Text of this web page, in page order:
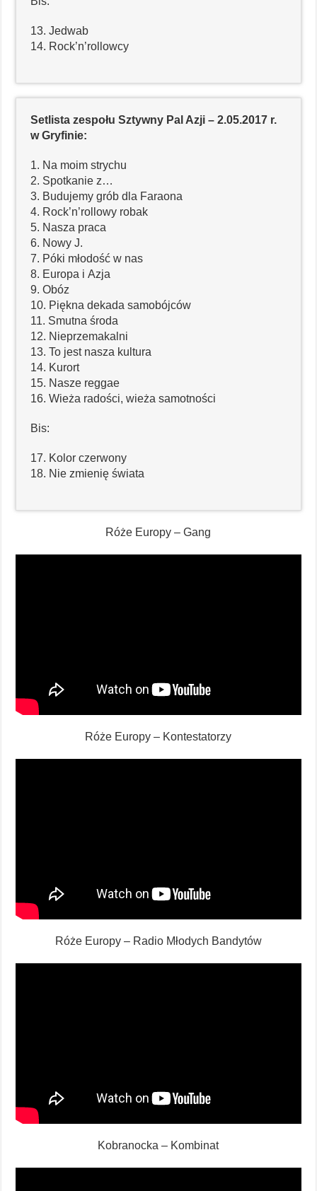
13. Jedwab
14. Rock’n’rollowcy
Setlista zespołu Sztywny Pal Azji – 2.05.2017 r.
w Gryfinie:
1. Na moim strychu
2. Spotkanie z…
3. Budujemy grób dla Faraona
4. Rock’n’rollowy robak
5. Nasza praca
6. Nowy J.
7. Póki młodość w nas
8. Europa i Azja
9. Obóz
10. Piękna dekada samobójców
11. Smutna środa
12. Nieprzemakalni
13. To jest nasza kultura
14. Kurort
15. Nasze reggae
16. Wieża radości, wieża samotności
Bis:
17. Kolor czerwony
18. Nie zmienię świata
Róże Europy – Gang
Róże Europy – Kontestatorzy
Róże Europy – Radio Młodych Bandytów
Kobranocka – Kombinat